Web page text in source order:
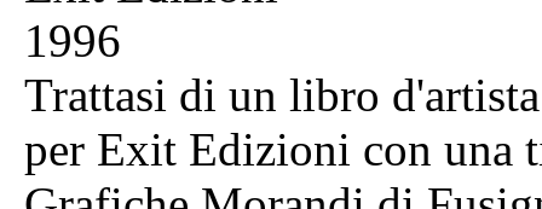
1996
Trattasi di un libro
per Exit Edizioni con una